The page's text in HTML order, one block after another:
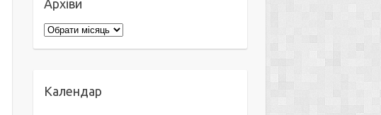
Архіви
Архіви
Календар